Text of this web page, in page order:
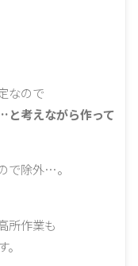
なので
と考えながら作って
で除外…。
所作業も